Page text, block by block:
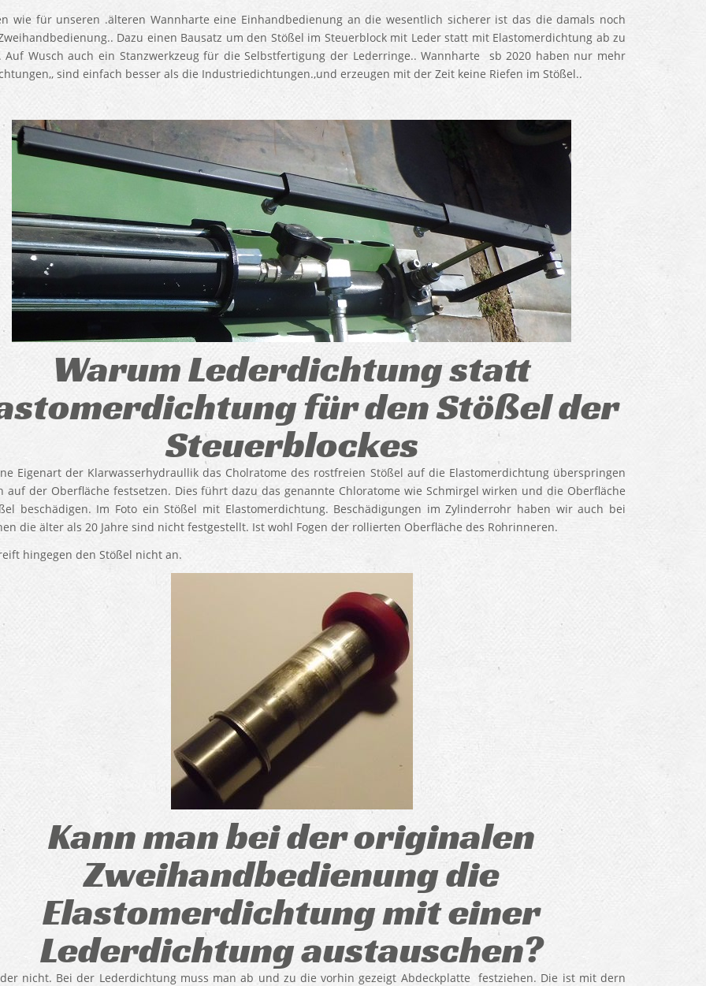
wie für unseren .älteren Wannharte eine Einhandbedienung an die wesentlich sicherer ist das die damals noch
Dazu einen Bausatz um den Stößel im Steuerblock mit Leder statt mit Elastomerdichtung ab zu
Auf Wusch auch ein Stanzwerkzeug für die Selbstfertigung der Lederringe.. Wannharte sb 2020 haben nur mehr
sind einfach besser als die Industriedichtungen.,und erzeugen mit der Zeit keine Riefen im Stößel..
Warum Lederdichtung statt
für den Stößel der
Steuerblockes
Eigenart der Klarwasserhydraullik das Cholratome des rostfreien Stößel auf die Elastomerdichtung überspringen
auf der Oberfläche festsetzen. Dies führt dazu das genannte Chloratome wie Schmirgel wirken und die Oberfläche
beschädigen. Im Foto ein Stößel mit Elastomerdichtung. Beschädigungen im Zylinderrohr haben wir auch bei
die älter als 20 Jahre sind nicht festgestellt. Ist wohl Fogen der rollierten Oberfläche des Rohrinneren.
hingegen den Stößel nicht an.
Kann man bei der originalen
Zweihandbedienung die
Elastomerdichtung mit einer
Lederdichtung austauschen?
nicht. Bei der Lederdichtung muss man ab und zu die vorhin gezeigt Abdeckplatte festziehen. Die ist mit dern